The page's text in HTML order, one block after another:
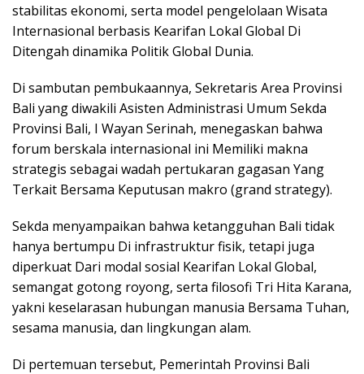
stabilitas ekonomi, serta model pengelolaan Wisata
Internasional berbasis Kearifan Lokal Global Di
Ditengah dinamika Politik Global Dunia.
Di sambutan pembukaannya, Sekretaris Area Provinsi
Bali yang diwakili Asisten Administrasi Umum Sekda
Provinsi Bali, I Wayan Serinah, menegaskan bahwa
forum berskala internasional ini Memiliki makna
strategis sebagai wadah pertukaran gagasan Yang
Terkait Bersama Keputusan makro (grand strategy).
Sekda menyampaikan bahwa ketangguhan Bali tidak
hanya bertumpu Di infrastruktur fisik, tetapi juga
diperkuat Dari modal sosial Kearifan Lokal Global,
semangat gotong royong, serta filosofi Tri Hita Karana,
yakni keselarasan hubungan manusia Bersama Tuhan,
sesama manusia, dan lingkungan alam.
Di pertemuan tersebut, Pemerintah Provinsi Bali